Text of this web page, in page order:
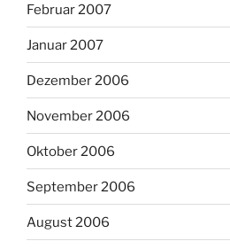
Februar 2007
Januar 2007
Dezember 2006
November 2006
Oktober 2006
September 2006
August 2006